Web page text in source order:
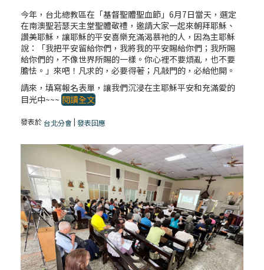
今年，台北總教區在「基督聖體聖血節」6月7日當天，選定
在南澳聖若瑟天主堂聖體敬禮，邀請大家一起來朝拜耶穌、
讚美耶穌，讓耶穌的平安喜樂充滿渴慕祂的人，因為主耶穌
說：「我把平安留給你們，我將我的平安賜給你們；我所賜
給你們的，不像世界所賜的一樣。你心裡不要煩亂，也不要
膽怯。」來吧！凡求的，必要得著；凡敲門的，必給他開。
請來，填寫報名表單，讓我們沉浸在主耶穌平安和充滿愛的
目光中~~~閱讀全文
發表於 台北分會|發表回應